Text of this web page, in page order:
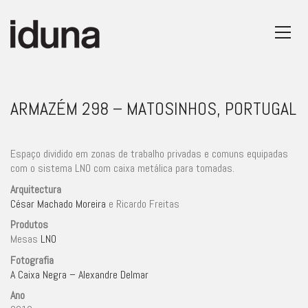
ARMAZÉM 298 – MATOSINHOS, PORTUGAL
Espaço dividido em zonas de trabalho privadas e comuns equipadas
com o sistema LNO com caixa metálica para tomadas.
Arquitectura
César Machado Moreira e Ricardo Freitas
Produtos
Mesas LNO
Fotografia
A Caixa Negra – Alexandre Delmar
Ano